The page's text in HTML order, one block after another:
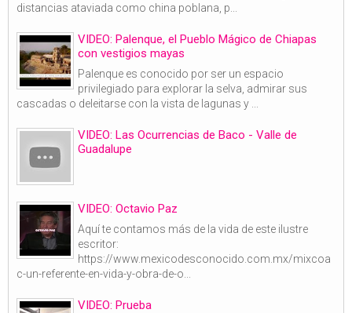
distancias ataviada como china poblana, p...
VIDEO: Palenque, el Pueblo Mágico de Chiapas
con vestigios mayas
Palenque es conocido por ser un espacio
privilegiado para explorar la selva, admirar sus
cascadas o deleitarse con la vista de lagunas y ...
VIDEO: Las Ocurrencias de Baco - Valle de
Guadalupe
VIDEO: Octavio Paz
Aquí te contamos más de la vida de este ilustre
escritor:
https://www.mexicodesconocido.com.mx/mixcoa
c-un-referente-en-vida-y-obra-de-o...
VIDEO: Prueba